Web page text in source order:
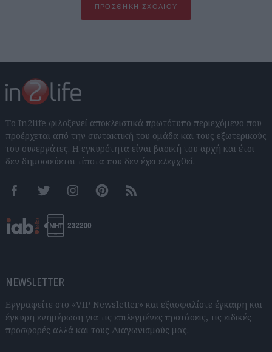
ΠΡΟΣΘΉΚΗ ΣΧΟΛΊΟΥ
Το In2life φιλοξενεί αποκλειστικά πρωτότυπο περιεχόμενο που
προέρχεται από την συντακτική του ομάδα και τους εξωτερικούς
του συνεργάτες. Η εγκυρότητα είναι βασική του αρχή και έτσι
δεν δημοσιεύεται τίποτα που δεν έχει ελεγχθεί.
FacebookTwitter InstagramPinterestRSS feeds
NEWSLETTER
Εγγραφείτε στο «VIP Newsletter» και εξασφαλίστε έγκαιρη και
έγκυρη ενημέρωση για τις επιλεγμένες προτάσεις, τις ειδικές
προσφορές αλλά και τους Διαγωνισμούς μας.